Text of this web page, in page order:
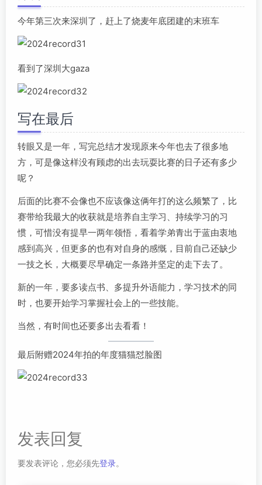
今年第三次来深圳了，赶上了烧麦年底团建的末班车
看到了深圳大gaza
写在最后
转眼又是一年，写完总结才发现原来今年也去了很多地
方，可是像这样没有顾虑的出去玩耍比赛的日子还有多少
呢？
后面的比赛不会像也不应该像这俩年打的这么频繁了，比
赛带给我最大的收获就是培养自主学习、持续学习的习
惯，可惜没有提早一两年领悟，看着学弟青出于蓝由衷地
感到高兴，但更多的也有对自身的感慨，目前自己还缺少
一技之长，大概要尽早确定一条路并坚定的走下去了。
新的一年，要多读点书、多提升外语能力，学习技术的同
时，也要开始学习掌握社会上的一些技能。
当然，有时间也还要多出去看看！
最后附赠2024年拍的年度猫猫怼脸图
发表回复
要发表评论，您必须先登录。